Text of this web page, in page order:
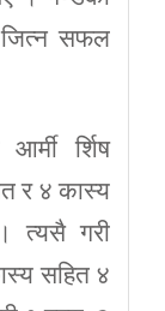
जित्न सफल
र्शिष
र ४ कास्य
त्यसै गरी
सहित ४